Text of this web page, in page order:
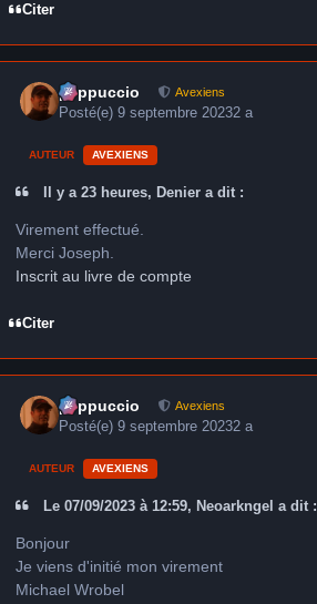
Citer
peppuccio Avexiens
Posté(e)9 septembre 20232 a
AUTEUR AVEXIENS
Il y a 23 heures, Denier a dit :
Virement effectué.
Merci Joseph.
Inscrit au livre de compte
Citer
peppuccio Avexiens
Posté(e)9 septembre 20232 a
AUTEUR AVEXIENS
Le 07/09/2023 à 12:59, Neoarkngel a dit :
Bonjour
Je viens d'initié mon virement
Michael Wrobel